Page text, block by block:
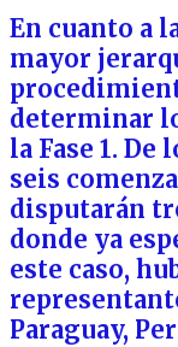
En cuanto a
mayor
determinar
la Fase 1. De
seis
disputarán
donde ya
este caso,
Paraguay,